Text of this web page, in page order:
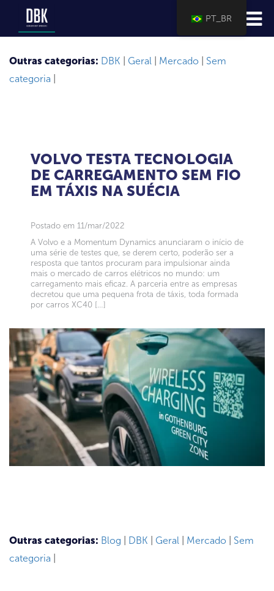
Outras categorias: DBK Geral Mercado
Sem
categoria
VOLVO TESTA TECNOLOGIA
DE CARREGAMENTO SEM FIO
EM TÁXIS NA SUÉCIA
Postado em 11/mar/2022
A Volvo e a Momentum Dynamics anunciaram o início de
uma série de testes que, se derem certo, poderão ser a
resposta que tantos procuram para impulsionar ainda
mais o mercado de carros elétricos no mundo: um
carregamento mais eficaz. A parceria entre as empresas
decretou que uma pequena frota de táxis, toda formada
por carros XC40 […]
Outras categorias: Blog DBK Geral Mercado
Sem
categoria
PT_BR